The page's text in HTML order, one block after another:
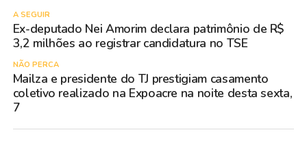
A SEGUIR
Ex-deputado Nei Amorim declara patrimônio de R$
3,2 milhões ao registrar candidatura no TSE
NÃO PERCA
Mailza e presidente do TJ prestigiam casamento
coletivo realizado na Expoacre na noite desta sexta,
7